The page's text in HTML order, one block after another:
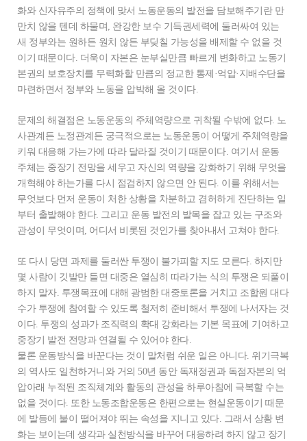
화와 신자유주의 정책에 맞서 노동운동의 발전을 담보해주기란 만
만치 않을 텐데 하물며, 완강한 보수 기득권세력에 둘러싸여 있는
새 정부와는 원하든 원치 않든 부딪칠 가능성을 배제할 수 없을 것
이기 때문이다. 더욱이 자본은 눈부실만큼 빠르게 변화하고 노동기
본권의 보호장치를 무력화할 만큼의 정교한 통제·억압·지배수단을
마련하면서 정부와 노동을 압박해 올 것이다.
문제의 해결점은 노동운동의 주체역량으로 귀착될 수밖에 없다. 노
사관계든 노정관계든 궁극적으로는 노동운동이 어떻게 주체역량을
키워 대응해 가는가에 따라 달라질 것이기 때문이다. 여기서 운동
주체는 중장기 전망을 세우고 자신의 역량을 강화하기 위해 무엇을
개혁해야 하는가를 다시 점검하지 않으면 안 된다. 이를 위해서는
무엇보다 먼저 운동이 처한 상황을 차분하고 겸허하게 진단하는 일
부터 출발해야 한다. 그리고 운동 발전의 발목을 잡고 있는 구조와
관성이 무엇이며, 어디서 비롯된 것인가를 찾아내서 고쳐야 한다.
또 다시 당면 과제를 둘러싼 투쟁이 불가피할 지도 모른다. 하지만
몇 사람이 깃발만 들면 대중은 열심히 따라가는 식의 투쟁은 되풀이
하지 말자. 투쟁목표에 대해 광범한 대중토론을 거치고 조합원 대다
수가 투쟁에 참여할 수 있도록 철저히 준비해서 투쟁에 나서자는 것
이다. 투쟁의 성과가 조직력의 확대 강화라는 기본 목표에 기여하고
중장기 발전 전망과 연결될 수 있어야 한다.
물론 운동방식을 바꾼다는 것이 말처럼 쉬운 일은 아니다. 위기극복
의 역사도 일천하거니와 거의 50년 동안 독재정권과 독점자본의 억
압아래 누적된 조직체계와 활동의 관성을 하루아침에 극복할 수는
없을 것이다. 또한 노동조합운동은 한편으로는 현실운동이기 때문
에 발등에 불이 떨어져야 뛰는 속성을 지니고 있다. 그래서 상황 변
화는 보이는데 생각과 실천방식을 바꾸어 대응하려 하지 않고 장기